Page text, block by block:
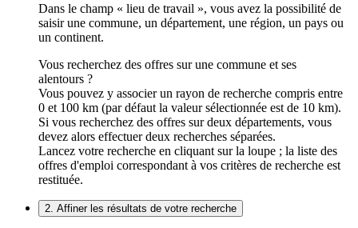
Dans le champ « lieu de travail », vous avez la possibilité de
saisir une commune, un département, une région, un pays ou
un continent.
Vous recherchez des offres sur une commune et ses
alentours ?
Vous pouvez y associer un rayon de recherche compris entre
0 et 100 km (par défaut la valeur sélectionnée est de 10 km).
Si vous recherchez des offres sur deux départements, vous
devez alors effectuer deux recherches séparées.
Lancez votre recherche en cliquant sur la loupe ; la liste des
offres d'emploi correspondant à vos critères de recherche est
restituée.
2. Affiner les résultats de votre recherche